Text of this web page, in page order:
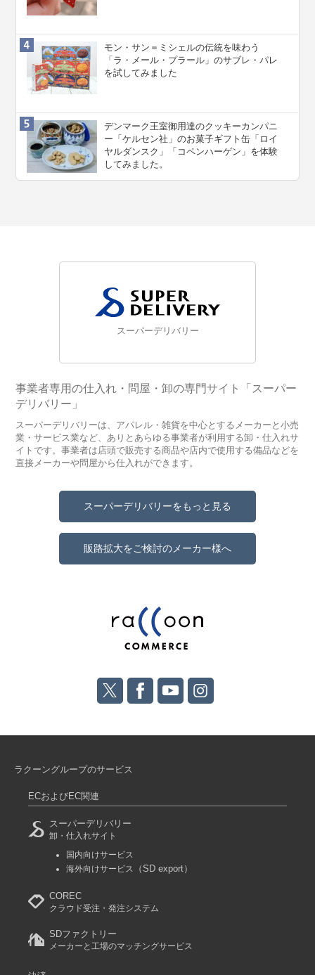
モン・サン＝ミシェルの伝統を味わう
「ラ・メール・プラール」のサブレ・パレ
を試してみました
デンマーク王室御用達のクッキーカンパニ
ー「ケルセン社」のお菓子ギフト缶「ロイ
ヤルダンスク」「コペンハーゲン」を体験
してみました。
スーパーデリバリー
事業者専用の仕入れ・問屋・卸の専門サイト「スーパー
デリバリー」
スーパーデリバリーは、アパレル・雑貨を中心とするメーカーと小売
業・サービス業など、ありとあらゆる事業者が利用する卸・仕入れサ
イトです。事業者は店頭で販売する商品や店内で使用する備品などを
直接メーカーや問屋から仕入れができます。
スーパーデリバリーをもっと見る
販路拡大をご検討のメーカー様へ
ラクーングループのサービス
ECおよびEC関連
スーパーデリバリー
卸・仕入れサイト
国内向けサービス
海外向けサービス
（SD export）
COREC
クラウド受注・発注システム
SDファクトリー
メーカーと工場のマッチングサービス